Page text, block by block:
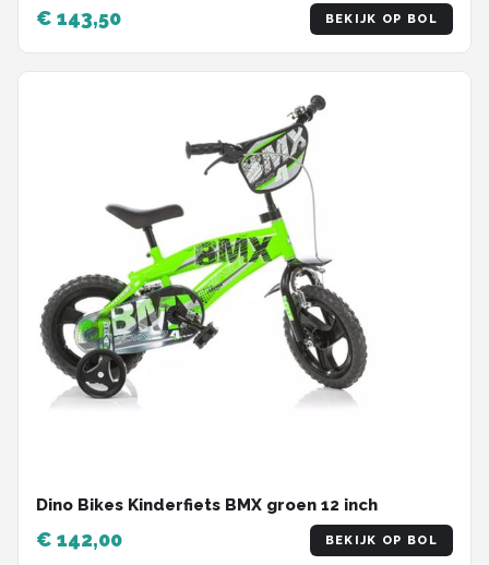
€ 143,50 BEKIJK OP BOL
Dino Bikes Kinderfiets BMX groen 12 inch
€ 142,00 BEKIJK OP BOL